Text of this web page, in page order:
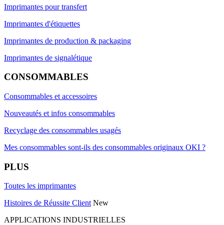
Imprimantes pour transfert
Imprimantes d'étiquettes
Imprimantes de production & packaging
Imprimantes de signalétique
CONSOMMABLES
Consommables et accessoires
Nouveautés et infos consommables
Recyclage des consommables usagés
Mes consommables sont-ils des consommables originaux OKI ?
PLUS
Toutes les imprimantes
Histoires de Réussite Client New
APPLICATIONS INDUSTRIELLES